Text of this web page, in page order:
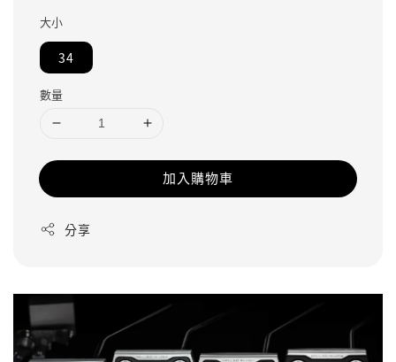
大小
34
數量
加入購物車
分享